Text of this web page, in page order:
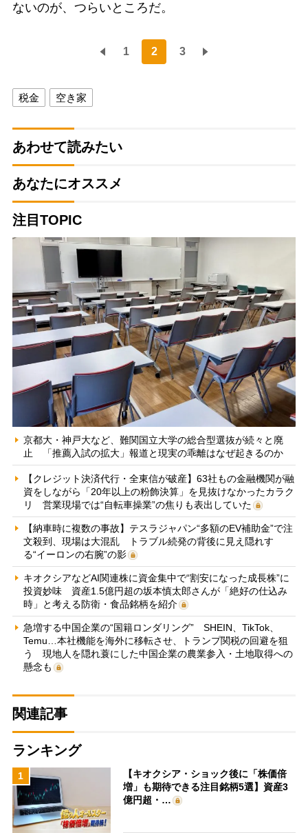
ないのが、つらいところだ。
1 2 3
税金 空き家
あわせて読みたい
あなたにオススメ
注目TOPIC
京都大・神戸大など、難関国立大学の総合型選抜が続々と廃
止 「推薦入試の拡大」報道と現実の乖離はなぜ起きるのか
【クレジット決済代行・全東信が破産】63社もの金融機関が融
資をしながら「20年以上の粉飾決算」を見抜けなかったカラク
リ 営業現場では“自転車操業”の焦りも表出していた
【納車時に複数の事故】テスラジャパン“多額のEV補助金”で注
文殺到、現場は大混乱 トラブル続発の背後に見え隠れす
る“イーロンの右腕”の影
キオクシアなどAI関連株に資金集中で“割安になった成長株”に
投資妙味 資産1.5億円超の坂本慎太郎さんが「絶好の仕込み
時」と考える防衛・食品銘柄を紹介
急増する中国企業の“国籍ロンダリング” SHEIN、TikTok、
Temu…本社機能を海外に移転させ、トランプ関税の回避を狙
う 現地人を隠れ蓑にした中国企業の農業参入・土地取得への
懸念も
関連記事
ランキング
1
【キオクシア・ショック後に「株価倍
増」も期待できる注目銘柄5選】資産3
億円超・…